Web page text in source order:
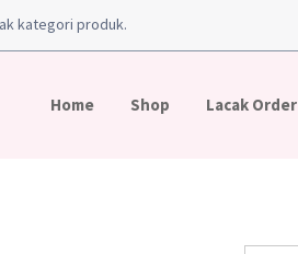
kategori produk.
Home Shop Lacak Order